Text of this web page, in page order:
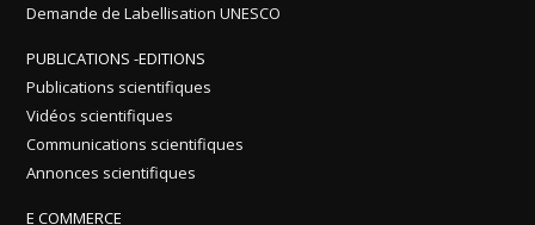
Demande de Labellisation UNESCO
PUBLICATIONS -EDITIONS
Publications scientifiques
Vidéos scientifiques
Communications scientifiques
Annonces scientifiques
E COMMERCE